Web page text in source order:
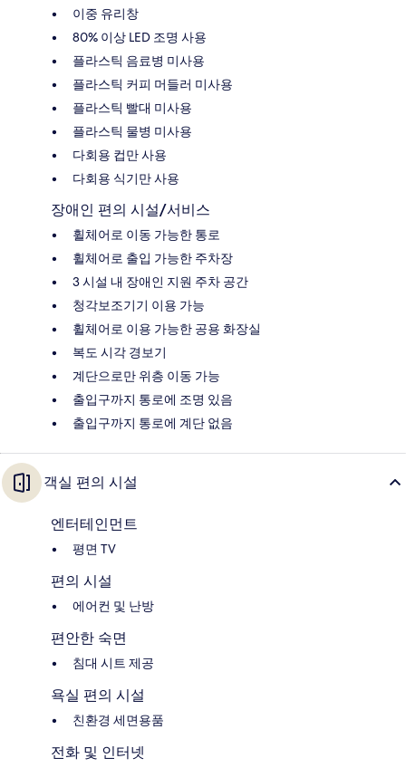
이중 유리창
80% 이상 LED 조명 사용
플라스틱 음료병 미사용
플라스틱 커피 머들러 미사용
플라스틱 빨대 미사용
플라스틱 물병 미사용
다회용 컵만 사용
다회용 식기만 사용
장애인 편의 시설/서비스
휠체어로 이동 가능한 통로
휠체어로 출입 가능한 주차장
3 시설 내 장애인 지원 주차 공간
청각보조기기 이용 가능
휠체어로 이용 가능한 공용 화장실
복도 시각 경보기
계단으로만 위층 이동 가능
출입구까지 통로에 조명 있음
출입구까지 통로에 계단 없음
객실 편의 시설
엔터테인먼트
평면 TV
편의 시설
에어컨 및 난방
편안한 숙면
침대 시트 제공
욕실 편의 시설
친환경 세면용품
전화 및 인터넷